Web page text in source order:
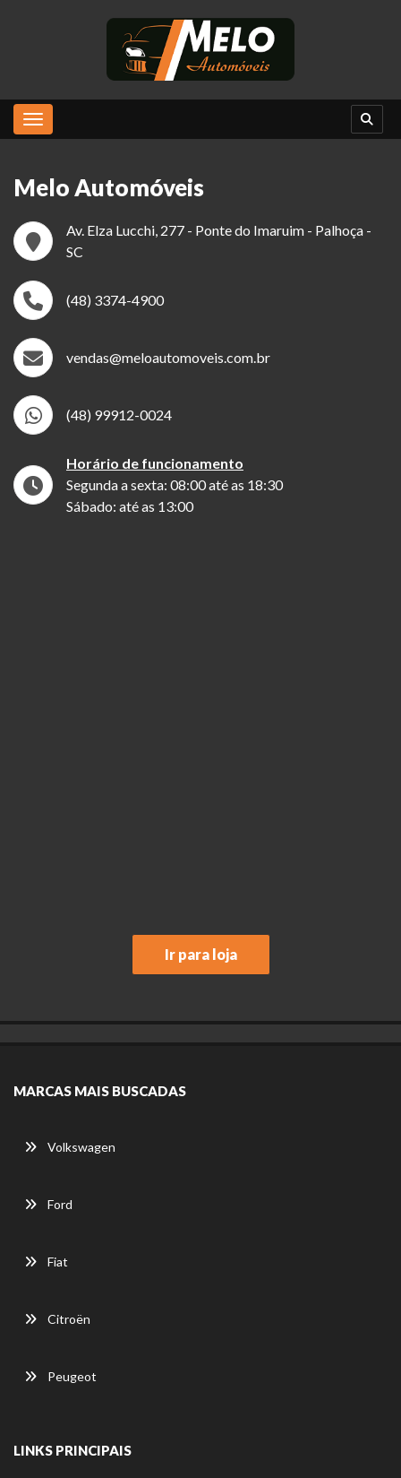
Toggle navigation
Melo Automóveis
Av. Elza Lucchi, 277 - Ponte do Imaruim - Palhoça -
SC
(48) 3374-4900
vendas@meloautomoveis.com.br
(48) 99912-0024
Horário de funcionamento
Segunda a sexta: 08:00 até as 18:30
Sábado: até as 13:00
Ir para loja
MARCAS MAIS BUSCADAS
Volkswagen
Ford
Fiat
Citroën
Peugeot
LINKS PRINCIPAIS